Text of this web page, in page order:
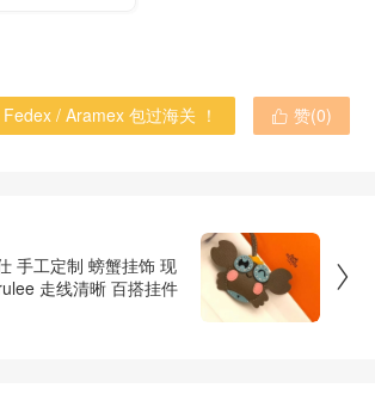
 赞(0)
/ Aramex 包过海关 ！

手工定制 螃蟹挂饰 现
走线清晰 百搭挂件